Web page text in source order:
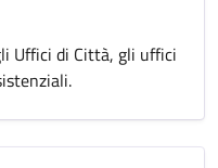
Uffici di Città, gli uffici